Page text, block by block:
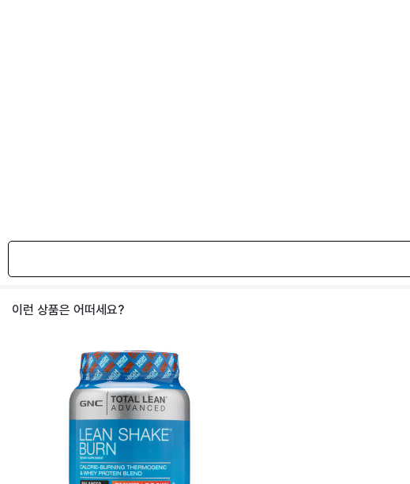
이런 상품은 어떠세요?